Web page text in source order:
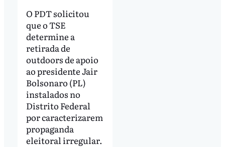
O PDT solicitou
que o TSE
determine a
retirada de
outdoors de apoio
ao presidente Jair
Bolsonaro (PL)
instalados no
Distrito Federal
por caracterizarem
propaganda
eleitoral irregular.